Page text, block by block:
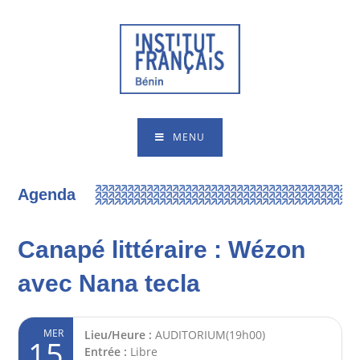
MENU
Agenda
Canapé littéraire : Wézon
avec Nana tecla
MER Lieu/Heure :AUDITORIUM(19h00)
Entrée : Libre